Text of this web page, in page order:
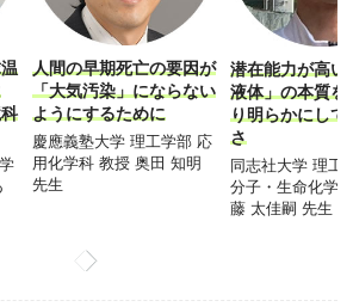
人間の早期死亡の要因が
「大気汚染」にならない
ようにするために
慶應義塾大学 理工学部 応
用化学科 教授 奥田 知明
先生
潜在能力が高い
液体」の本質を
り明らかにして
さ
同志社大学 理工
分子・生命化学
藤 太佳嗣 先生